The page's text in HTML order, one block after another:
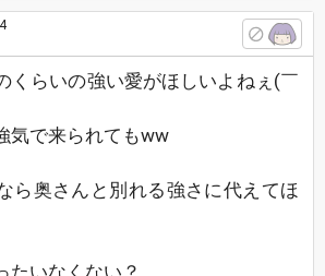
くらいの強い愛がほしいよねぇ(￣
気で来られてもww
ら奥さんと別れる強さに代えてほ
たいなくない？